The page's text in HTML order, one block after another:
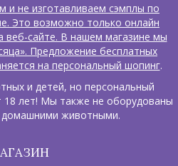
и не изготавливаем сэмплы по
Это возможно только онлайн
веб-сайте. В нашем магазине мы
Предложение бесплатных
на персональный шопинг.
и детей, но персональный
18 лет! Мы также не оборудованы
домашними животными.